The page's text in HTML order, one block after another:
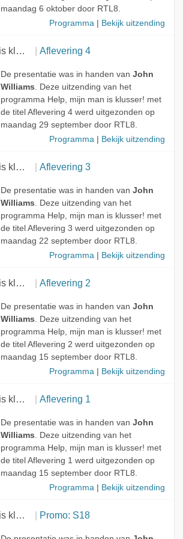
maandag 6 oktober door RTL8.
Programma
Bekijk uitzending
Help, mijn man is klusser! Aflevering 4
De presentatie was in handen van John
Williams. Deze uitzending van het
programma Help, mijn man is klusser! met
de titel Aflevering 4 werd uitgezonden op
maandag 29 september door RTL8.
Programma
Bekijk uitzending
Help, mijn man is klusser! Aflevering 3
De presentatie was in handen van John
Williams. Deze uitzending van het
programma Help, mijn man is klusser! met
de titel Aflevering 3 werd uitgezonden op
maandag 22 september door RTL8.
Programma
Bekijk uitzending
Help, mijn man is klusser! Aflevering 2
De presentatie was in handen van John
Williams. Deze uitzending van het
programma Help, mijn man is klusser! met
de titel Aflevering 2 werd uitgezonden op
maandag 15 september door RTL8.
Programma
Bekijk uitzending
Help, mijn man is klusser! Aflevering 1
De presentatie was in handen van John
Williams. Deze uitzending van het
programma Help, mijn man is klusser! met
de titel Aflevering 1 werd uitgezonden op
maandag 15 september door RTL8.
Programma
Bekijk uitzending
Help, mijn man is klusser! Promo: S18